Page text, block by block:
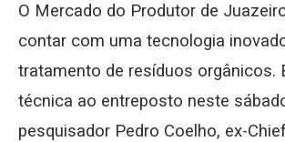
O Mercado do Produtor de
contar com uma tecnologia
tratamento de resíduos orgânicos.
técnica ao entreposto neste
pesquisador Pedro Coelho, ex-